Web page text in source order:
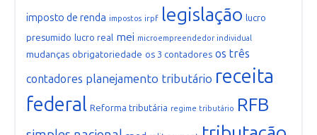
imposto de renda impostos irpf legislação lucro
presumido lucro real mei microempreendedor individual
mudanças obrigatoriedade os 3 contadores os três
contadores planejamento tributário receita
federal Reforma tributária regime tributário RFB